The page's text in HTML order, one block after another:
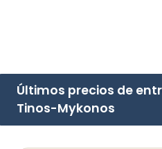
Últimos precios de
Tinos-Mykonos